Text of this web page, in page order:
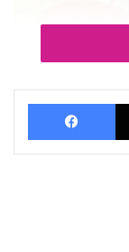
รีวิวและเรื่
Make